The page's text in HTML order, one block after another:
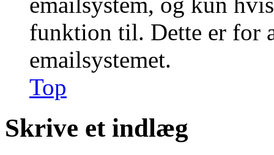
funktion til. Dette er for
emailsystemet.
Top
Skrive et indlæg